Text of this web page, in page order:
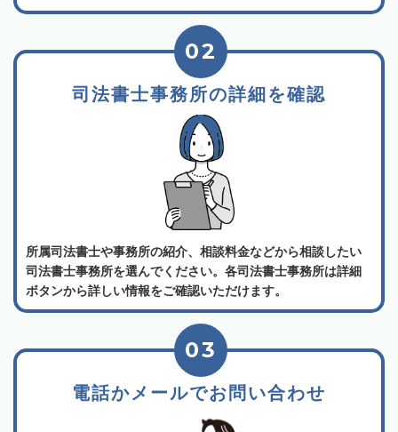
司法書士事務所の詳細を確認
02
所属司法書士や事務所の紹介、相談料金などから相談したい
司法書士事務所を選んでください。各司法書士事務所は詳細
ボタンから詳しい情報をご確認いただけます。
電話かメールでお問い合わせ
03